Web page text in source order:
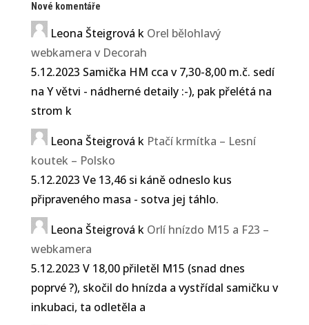
Nové komentáře
Leona Šteigrová k Orel bělohlavý
webkamera v Decorah
5.12.2023 Samička HM cca v 7,30-8,00 m.č. sedí
na Y větvi - nádherné detaily :-), pak přelétá na
strom k
Leona Šteigrová k Ptačí krmítka – Lesní
koutek – Polsko
5.12.2023 Ve 13,46 si káně odneslo kus
připraveného masa - sotva jej táhlo.
Leona Šteigrová k Orlí hnízdo M15 a F23 –
webkamera
5.12.2023 V 18,00 přiletěl M15 (snad dnes
poprvé ?), skočil do hnízda a vystřídal samičku v
inkubaci, ta odletěla a